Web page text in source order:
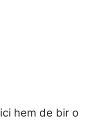
hem de bir o